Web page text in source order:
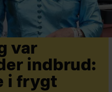
var
indbrud:
i frygt